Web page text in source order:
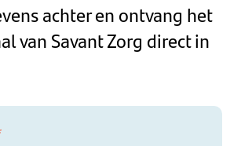
achter en ontvang het
van Savant Zorg direct in